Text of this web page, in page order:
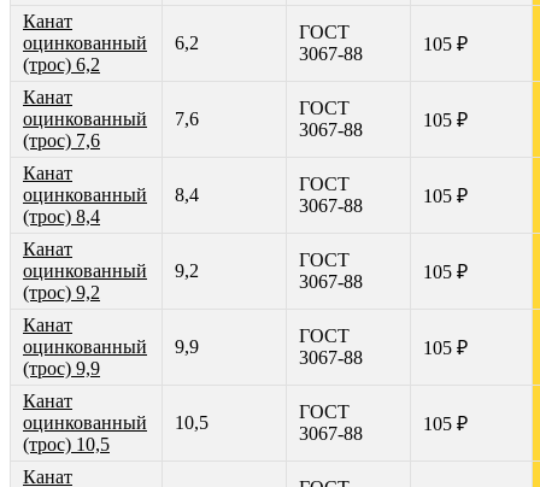
Канат
оцинкованный
(трос) 6,2
6,2
ГОСТ
3067-88
105 ₽
Канат
оцинкованный
(трос) 7,6
7,6
ГОСТ
3067-88
105 ₽
Канат
оцинкованный
(трос) 8,4
8,4
ГОСТ
3067-88
105 ₽
Канат
оцинкованный
(трос) 9,2
9,2
ГОСТ
3067-88
105 ₽
Канат
оцинкованный
(трос) 9,9
9,9
ГОСТ
3067-88
105 ₽
Канат
оцинкованный
(трос) 10,5
10,5
ГОСТ
3067-88
105 ₽
Канат